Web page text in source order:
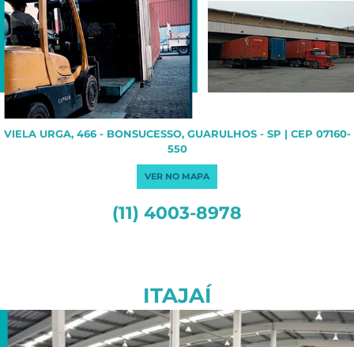
VIELA URGA, 466 - BONSUCESSO, GUARULHOS - SP | CEP 07160-
550
VER NO MAPA
(11) 4003-8978
ITAJAÍ